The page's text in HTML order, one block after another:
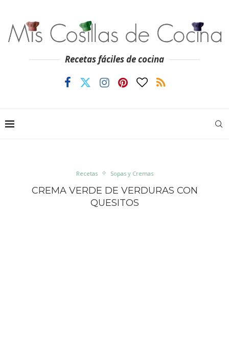
Recetas fáciles de cocina
Recetas Sopas y Cremas
CREMA VERDE DE VERDURAS CON
QUESITOS